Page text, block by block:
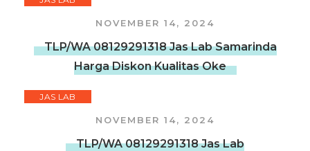
NOVEMBER 14, 2024
TLP/WA 08129291318 Jas Lab Samarinda
Harga Diskon Kualitas Oke
JAS LAB
NOVEMBER 14, 2024
TLP/WA 08129291318 Jas Lab